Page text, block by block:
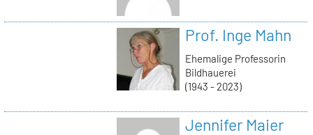
Prof. Inge Mahn
Ehemalige Professorin
Bildhauerei
(1943 - 2023)
Jennifer Maier